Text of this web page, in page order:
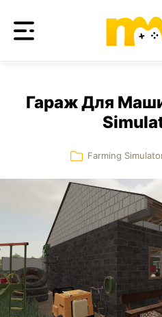
Гараж Для
Farming